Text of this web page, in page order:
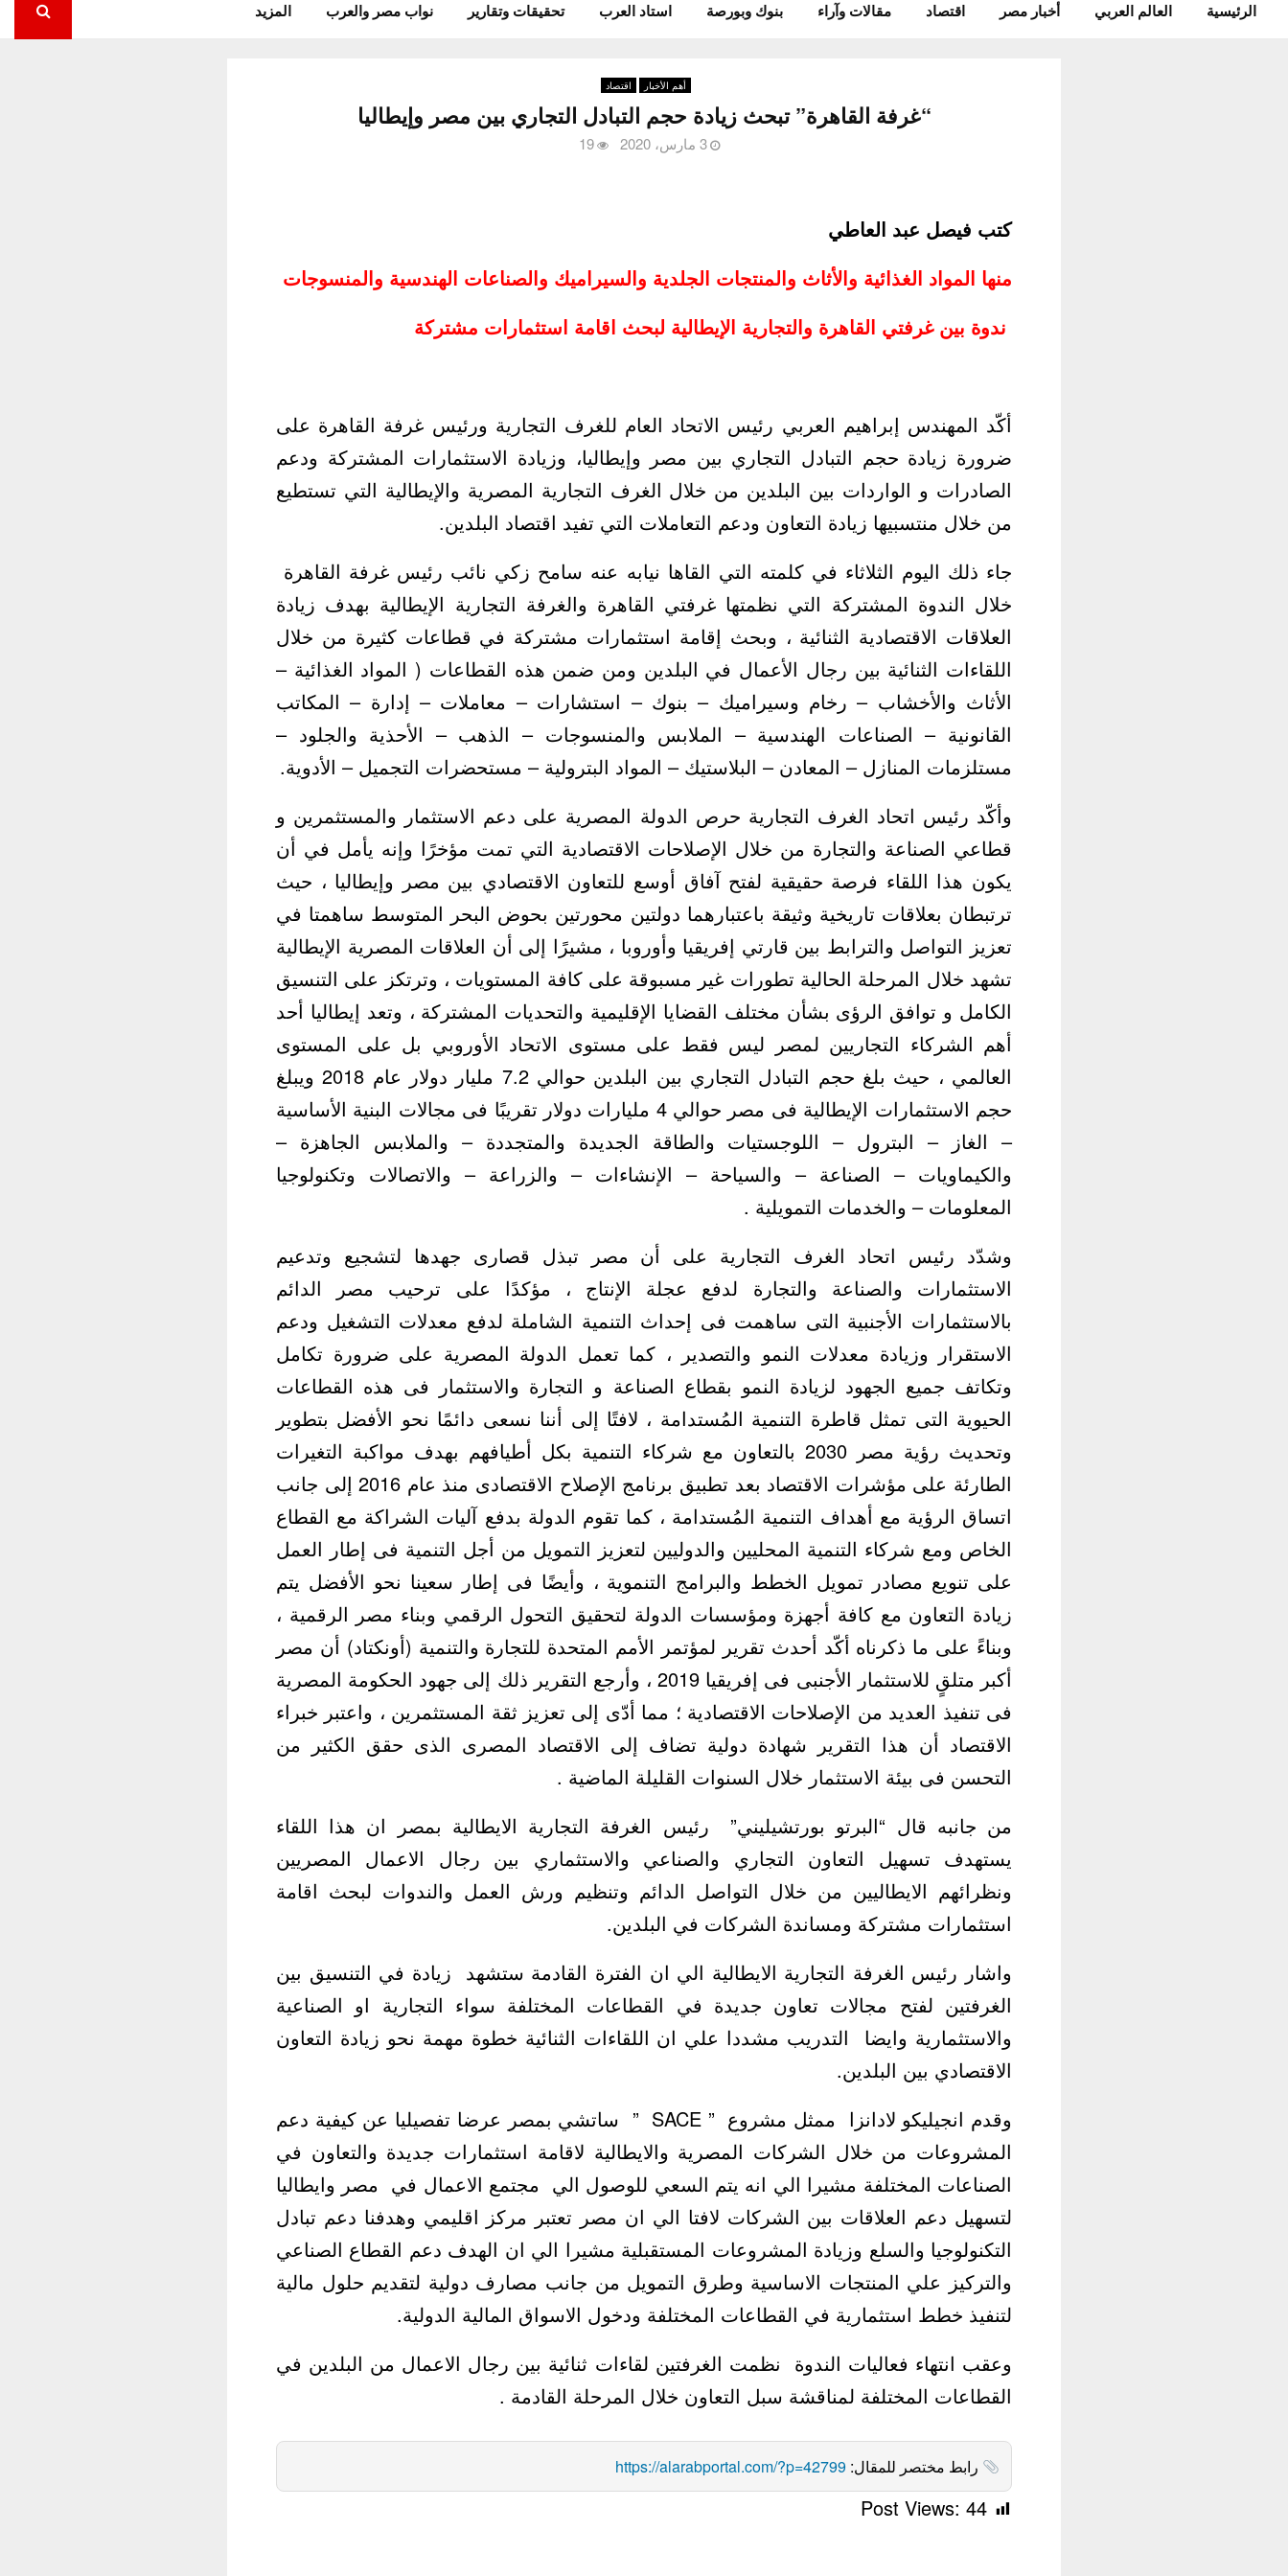
الرئيسية العالم العربي أخبار مصر اقتصاد مقالات وآراء بنوك وبورصة استاد العرب تحقيقات وتقارير نواب مصر والعرب المزيد
أهم الأخبار اقتصاد
“غرفة القاهرة” تبحث زيادة حجم التبادل التجاري بين مصر وإيطاليا
3 مارس، 2020 19
كتب فيصل عبد العاطي
منها المواد الغذائية والأثاث والمنتجات الجلدية والسيراميك والصناعات الهندسية والمنسوجات
ندوة بين غرفتي القاهرة والتجارية الإيطالية لبحث اقامة استثمارات مشتركة
أكّد المهندس إبراهيم العربي رئيس الاتحاد العام للغرف التجارية ورئيس غرفة القاهرة على
ضرورة زيادة حجم التبادل التجاري بين مصر وإيطاليا، وزيادة الاستثمارات المشتركة ودعم
الصادرات و الواردات بين البلدين من خلال الغرف التجارية المصرية والإيطالية التي تستطيع
من خلال منتسبيها زيادة التعاون ودعم التعاملات التي تفيد اقتصاد البلدين.
جاء ذلك اليوم الثلاثاء في كلمته التي القاها نيابه عنه سامح زكي نائب رئيس غرفة القاهرة
خلال الندوة المشتركة التي نظمتها غرفتي القاهرة والغرفة التجارية الإيطالية بهدف زيادة
العلاقات الاقتصادية الثنائية ، وبحث إقامة استثمارات مشتركة في قطاعات كثيرة من خلال
اللقاءات الثنائية بين رجال الأعمال في البلدين ومن ضمن هذه القطاعات ( المواد الغذائية –
الأثاث والأخشاب – رخام وسيراميك – بنوك – استشارات – معاملات – إدارة – المكاتب
القانونية – الصناعات الهندسية – الملابس والمنسوجات – الذهب – الأحذية والجلود –
مستلزمات المنازل – المعادن – البلاستيك – المواد البترولية – مستحضرات التجميل – الأدوية.
وأكّد رئيس اتحاد الغرف التجارية حرص الدولة المصرية على دعم الاستثمار والمستثمرين و
قطاعي الصناعة والتجارة من خلال الإصلاحات الاقتصادية التي تمت مؤخرًا وإنه يأمل في أن
يكون هذا اللقاء فرصة حقيقية لفتح آفاق أوسع للتعاون الاقتصادي بين مصر وإيطاليا ، حيث
ترتبطان بعلاقات تاريخية وثيقة باعتبارهما دولتين محورتين بحوض البحر المتوسط ساهمتا في
تعزيز التواصل والترابط بين قارتي إفريقيا وأوروبا ، مشيرًا إلى أن العلاقات المصرية الإيطالية
تشهد خلال المرحلة الحالية تطورات غير مسبوقة على كافة المستويات ، وترتكز على التنسيق
الكامل و توافق الرؤى بشأن مختلف القضايا الإقليمية والتحديات المشتركة ، وتعد إيطاليا أحد
أهم الشركاء التجاريين لمصر ليس فقط على مستوى الاتحاد الأوروبي بل على المستوى
العالمي ، حيث بلغ حجم التبادل التجاري بين البلدين حوالي 7.2 مليار دولار عام 2018 ويبلغ
حجم الاستثمارات الإيطالية فى مصر حوالي 4 مليارات دولار تقريبًا فى مجالات البنية الأساسية
– الغاز – البترول – اللوجستيات والطاقة الجديدة والمتجددة – والملابس الجاهزة –
والكيماويات – الصناعة – والسياحة – الإنشاءات – والزراعة – والاتصالات وتكنولوجيا
المعلومات – والخدمات التمويلية .
وشدّد رئيس اتحاد الغرف التجارية على أن مصر تبذل قصارى جهدها لتشجيع وتدعيم
الاستثمارات والصناعة والتجارة لدفع عجلة الإنتاج ، مؤكدًا على ترحيب مصر الدائم
بالاستثمارات الأجنبية التى ساهمت فى إحداث التنمية الشاملة لدفع معدلات التشغيل ودعم
الاستقرار وزيادة معدلات النمو والتصدير ، كما تعمل الدولة المصرية على ضرورة تكامل
وتكاتف جميع الجهود لزيادة النمو بقطاع الصناعة و التجارة والاستثمار فى هذه القطاعات
الحيوية التى تمثل قاطرة التنمية المُستدامة ، لافتًا إلى أننا نسعى دائمًا نحو الأفضل بتطوير
وتحديث رؤية مصر 2030 بالتعاون مع شركاء التنمية بكل أطيافهم بهدف مواكبة التغيرات
الطارئة على مؤشرات الاقتصاد بعد تطبيق برنامج الإصلاح الاقتصادى منذ عام 2016 إلى جانب
اتساق الرؤية مع أهداف التنمية المُستدامة ، كما تقوم الدولة بدفع آليات الشراكة مع القطاع
الخاص ومع شركاء التنمية المحليين والدوليين لتعزيز التمويل من أجل التنمية فى إطار العمل
على تنويع مصادر تمويل الخطط والبرامج التنموية ، وأيضًا فى إطار سعينا نحو الأفضل يتم
زيادة التعاون مع كافة أجهزة ومؤسسات الدولة لتحقيق التحول الرقمي وبناء مصر الرقمية ،
وبناءً على ما ذكرناه أكّد أحدث تقرير لمؤتمر الأمم المتحدة للتجارة والتنمية (أونكتاد) أن مصر
أكبر متلقٍ للاستثمار الأجنبى فى إفريقيا 2019 ، وأرجع التقرير ذلك إلى جهود الحكومة المصرية
فى تنفيذ العديد من الإصلاحات الاقتصادية ؛ مما أدّى إلى تعزيز ثقة المستثمرين ، واعتبر خبراء
الاقتصاد أن هذا التقرير شهادة دولية تضاف إلى الاقتصاد المصرى الذى حقق الكثير من
التحسن فى بيئة الاستثمار خلال السنوات القليلة الماضية .
من جانبه قال “البرتو بورتشيليني” رئيس الغرفة التجارية الايطالية بمصر ان هذا اللقاء
يستهدف تسهيل التعاون التجاري والصناعي والاستثماري بين رجال الاعمال المصريين
ونظرائهم الايطاليين من خلال التواصل الدائم وتنظيم ورش العمل والندوات لبحث اقامة
استثمارات مشتركة ومساندة الشركات في البلدين.
واشار رئيس الغرفة التجارية الايطالية الي ان الفترة القادمة ستشهد زيادة في التنسيق بين
الغرفتين لفتح مجالات تعاون جديدة في القطاعات المختلفة سواء التجارية او الصناعية
والاستثمارية وايضا التدريب مشددا علي ان اللقاءات الثنائية خطوة مهمة نحو زيادة التعاون
الاقتصادي بين البلدين.
وقدم انجيليكو لادانزا ممثل مشروع ” SACE ” ساتشي بمصر عرضا تفصيليا عن كيفية دعم
المشروعات من خلال الشركات المصرية والايطالية لاقامة استثمارات جديدة والتعاون في
الصناعات المختلفة مشيرا الي انه يتم السعي للوصول الي مجتمع الاعمال في مصر وايطاليا
لتسهيل دعم العلاقات بين الشركات لافتا الي ان مصر تعتبر مركز اقليمي وهدفنا دعم تبادل
التكنولوجيا والسلع وزيادة المشروعات المستقبلية مشيرا الي ان الهدف دعم القطاع الصناعي
والتركيز علي المنتجات الاساسية وطرق التمويل من جانب مصارف دولية لتقديم حلول مالية
لتنفيذ خطط استثمارية في القطاعات المختلفة ودخول الاسواق المالية الدولية.
وعقب انتهاء فعاليات الندوة نظمت الغرفتين لقاءات ثنائية بين رجال الاعمال من البلدين في
القطاعات المختلفة لمناقشة سبل التعاون خلال المرحلة القادمة .
رابط مختصر للمقال:https://alarabportal.com/?p=42799
Post Views: 44